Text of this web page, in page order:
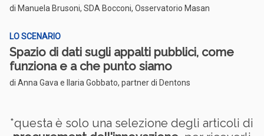
di Manuela Brusoni, SDA Bocconi, Osservatorio Masan
LO SCENARIO
Spazio di dati sugli appalti pubblici, come
funziona e a che punto siamo
di Anna Gava e Ilaria Gobbato, partner di Dentons
*questa è solo una selezione degli articoli di